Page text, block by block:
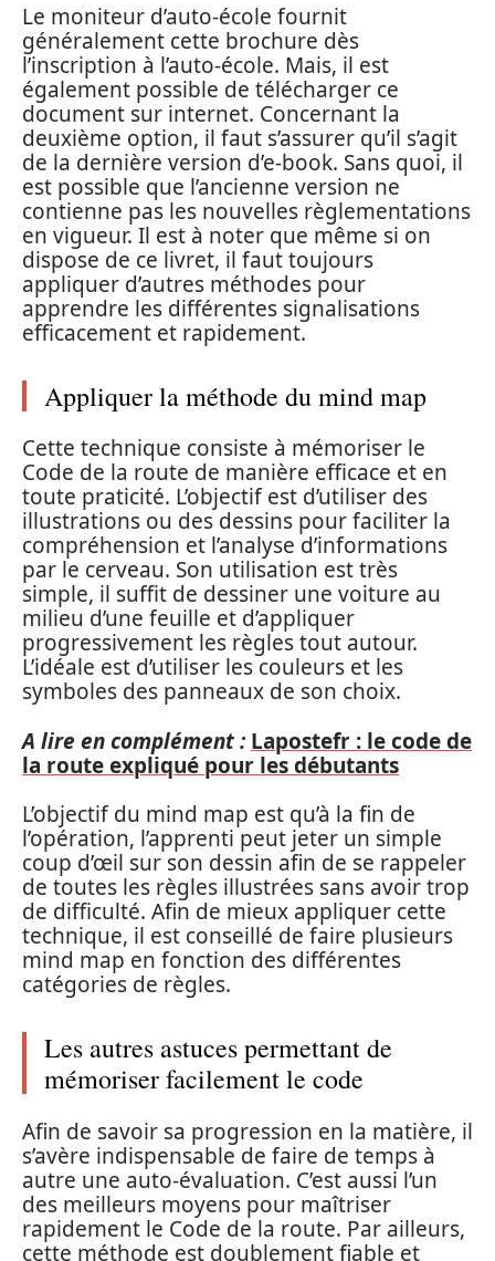
Le moniteur d’auto-école fournit
généralement cette brochure dès
l’inscription à l’auto-école. Mais, il est
également possible de télécharger ce
document sur internet. Concernant la
deuxième option, il faut s’assurer qu’il s’agit
de la dernière version d’e-book. Sans quoi, il
est possible que l’ancienne version ne
contienne pas les nouvelles règlementations
en vigueur. Il est à noter que même si on
dispose de ce livret, il faut toujours
appliquer d’autres méthodes pour
apprendre les différentes signalisations
efficacement et rapidement.
Appliquer la méthode du mind map
Cette technique consiste à mémoriser le
Code de la route de manière efficace et en
toute praticité. L’objectif est d’utiliser des
illustrations ou des dessins pour faciliter la
compréhension et l’analyse d’informations
par le cerveau. Son utilisation est très
simple, il suffit de dessiner une voiture au
milieu d’une feuille et d’appliquer
progressivement les règles tout autour.
L’idéale est d’utiliser les couleurs et les
symboles des panneaux de son choix.
A lire en complément : Lapostefr : le code de
la route expliqué pour les débutants
L’objectif du mind map est qu’à la fin de
l’opération, l’apprenti peut jeter un simple
coup d’œil sur son dessin afin de se rappeler
de toutes les règles illustrées sans avoir trop
de difficulté. Afin de mieux appliquer cette
technique, il est conseillé de faire plusieurs
mind map en fonction des différentes
catégories de règles.
Les autres astuces permettant de
mémoriser facilement le code
Afin de savoir sa progression en la matière, il
s’avère indispensable de faire de temps à
autre une auto-évaluation. C’est aussi l’un
des meilleurs moyens pour maîtriser
rapidement le Code de la route. Par ailleurs,
cette méthode est doublement fiable et